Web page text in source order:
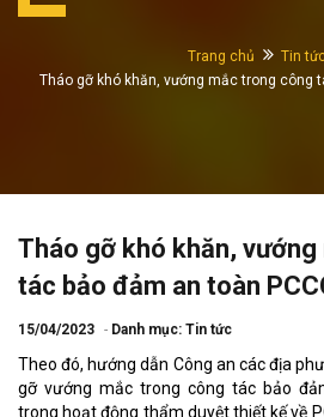
Trang chủ
Tin
Tháo gỡ khó khăn, vướng mắc trong công
Tháo gỡ khó khăn,
tác bảo đảm an toàn
15/04/2023 Danh mục: Tin tức
Theo đó, hướng dẫn Công an các địa
gỡ vướng mắc trong công tác bảo
trong hoạt động thẩm duyệt thiết kế về